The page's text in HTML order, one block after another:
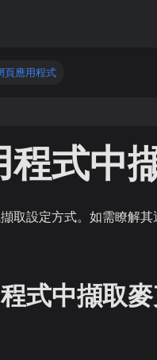
頁應用程式
式中
取設定方式。如需瞭解
式中擷取